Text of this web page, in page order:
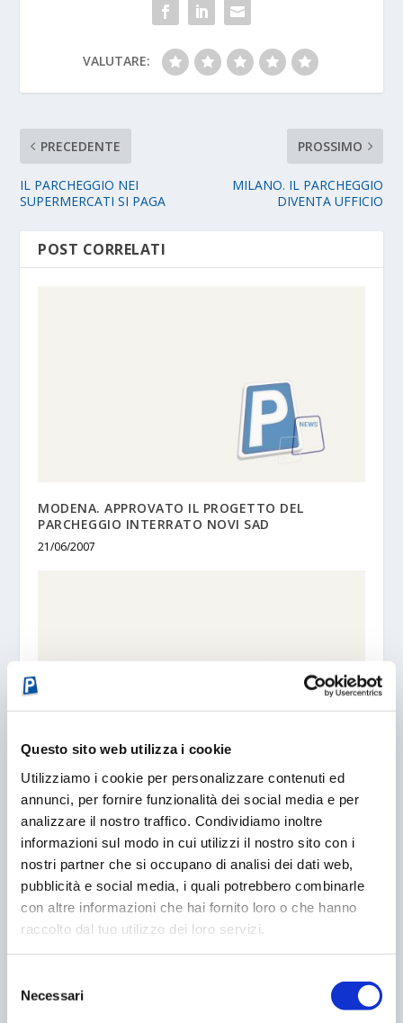
Questo sito web utilizza i cookie
Utilizziamo i cookie per personalizzare contenuti ed
annunci, per fornire funzionalità dei social media e per
analizzare il nostro traffico. Condividiamo inoltre
informazioni sul modo in cui utilizzi il nostro sito con i
nostri partner che si occupano di analisi dei dati web,
pubblicità e social media, i quali potrebbero combinarle
con altre informazioni che hai fornito loro o che hanno
raccolto dal tuo utilizzo dei loro servizi.
delNecessari
VALUTARE:
PRECEDENTE
IL PARCHEGGIO NEI
SUPERMERCATI SI PAGA
PROSSIMO
MILANO. IL PARCHEGGIO
DIVENTA UFFICIO
POST CORRELATI
MODENA. APPROVATO IL PROGETTO DEL
PARCHEGGIO INTERRATO NOVI SAD
21/06/2007
TRENT’ANNI PER TORNARE NORMALI
19/02/2007